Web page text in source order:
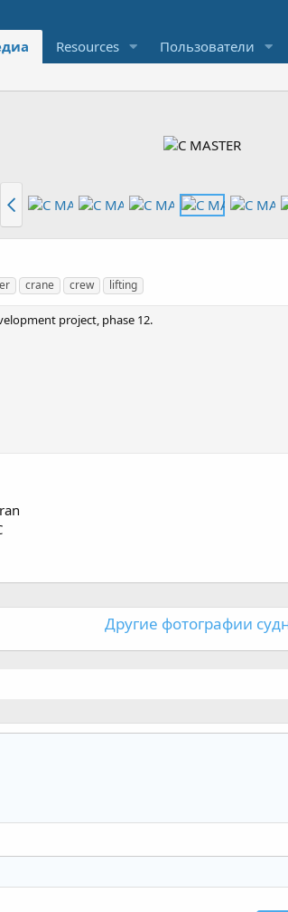
Resources Пользователи
crane crew lifting
project, phase 12.
Другие фотографии